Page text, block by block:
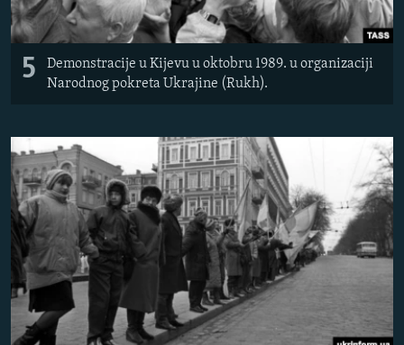
5
Demonstracije u Kijevu u oktobru 1989. u organizaciji
Narodnog pokreta Ukrajine (Rukh).